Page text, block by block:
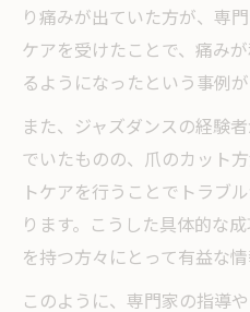
り痛みが出ていた方が、専
ケアを受けたことで、痛み
るようになったという事例が
また、ジャズダンスの経験
でいたものの、爪のカット
トケアを行うことでトラブ
ります。こうした具体的な
を持つ方々にとって有益な情
このように、専門家の指導